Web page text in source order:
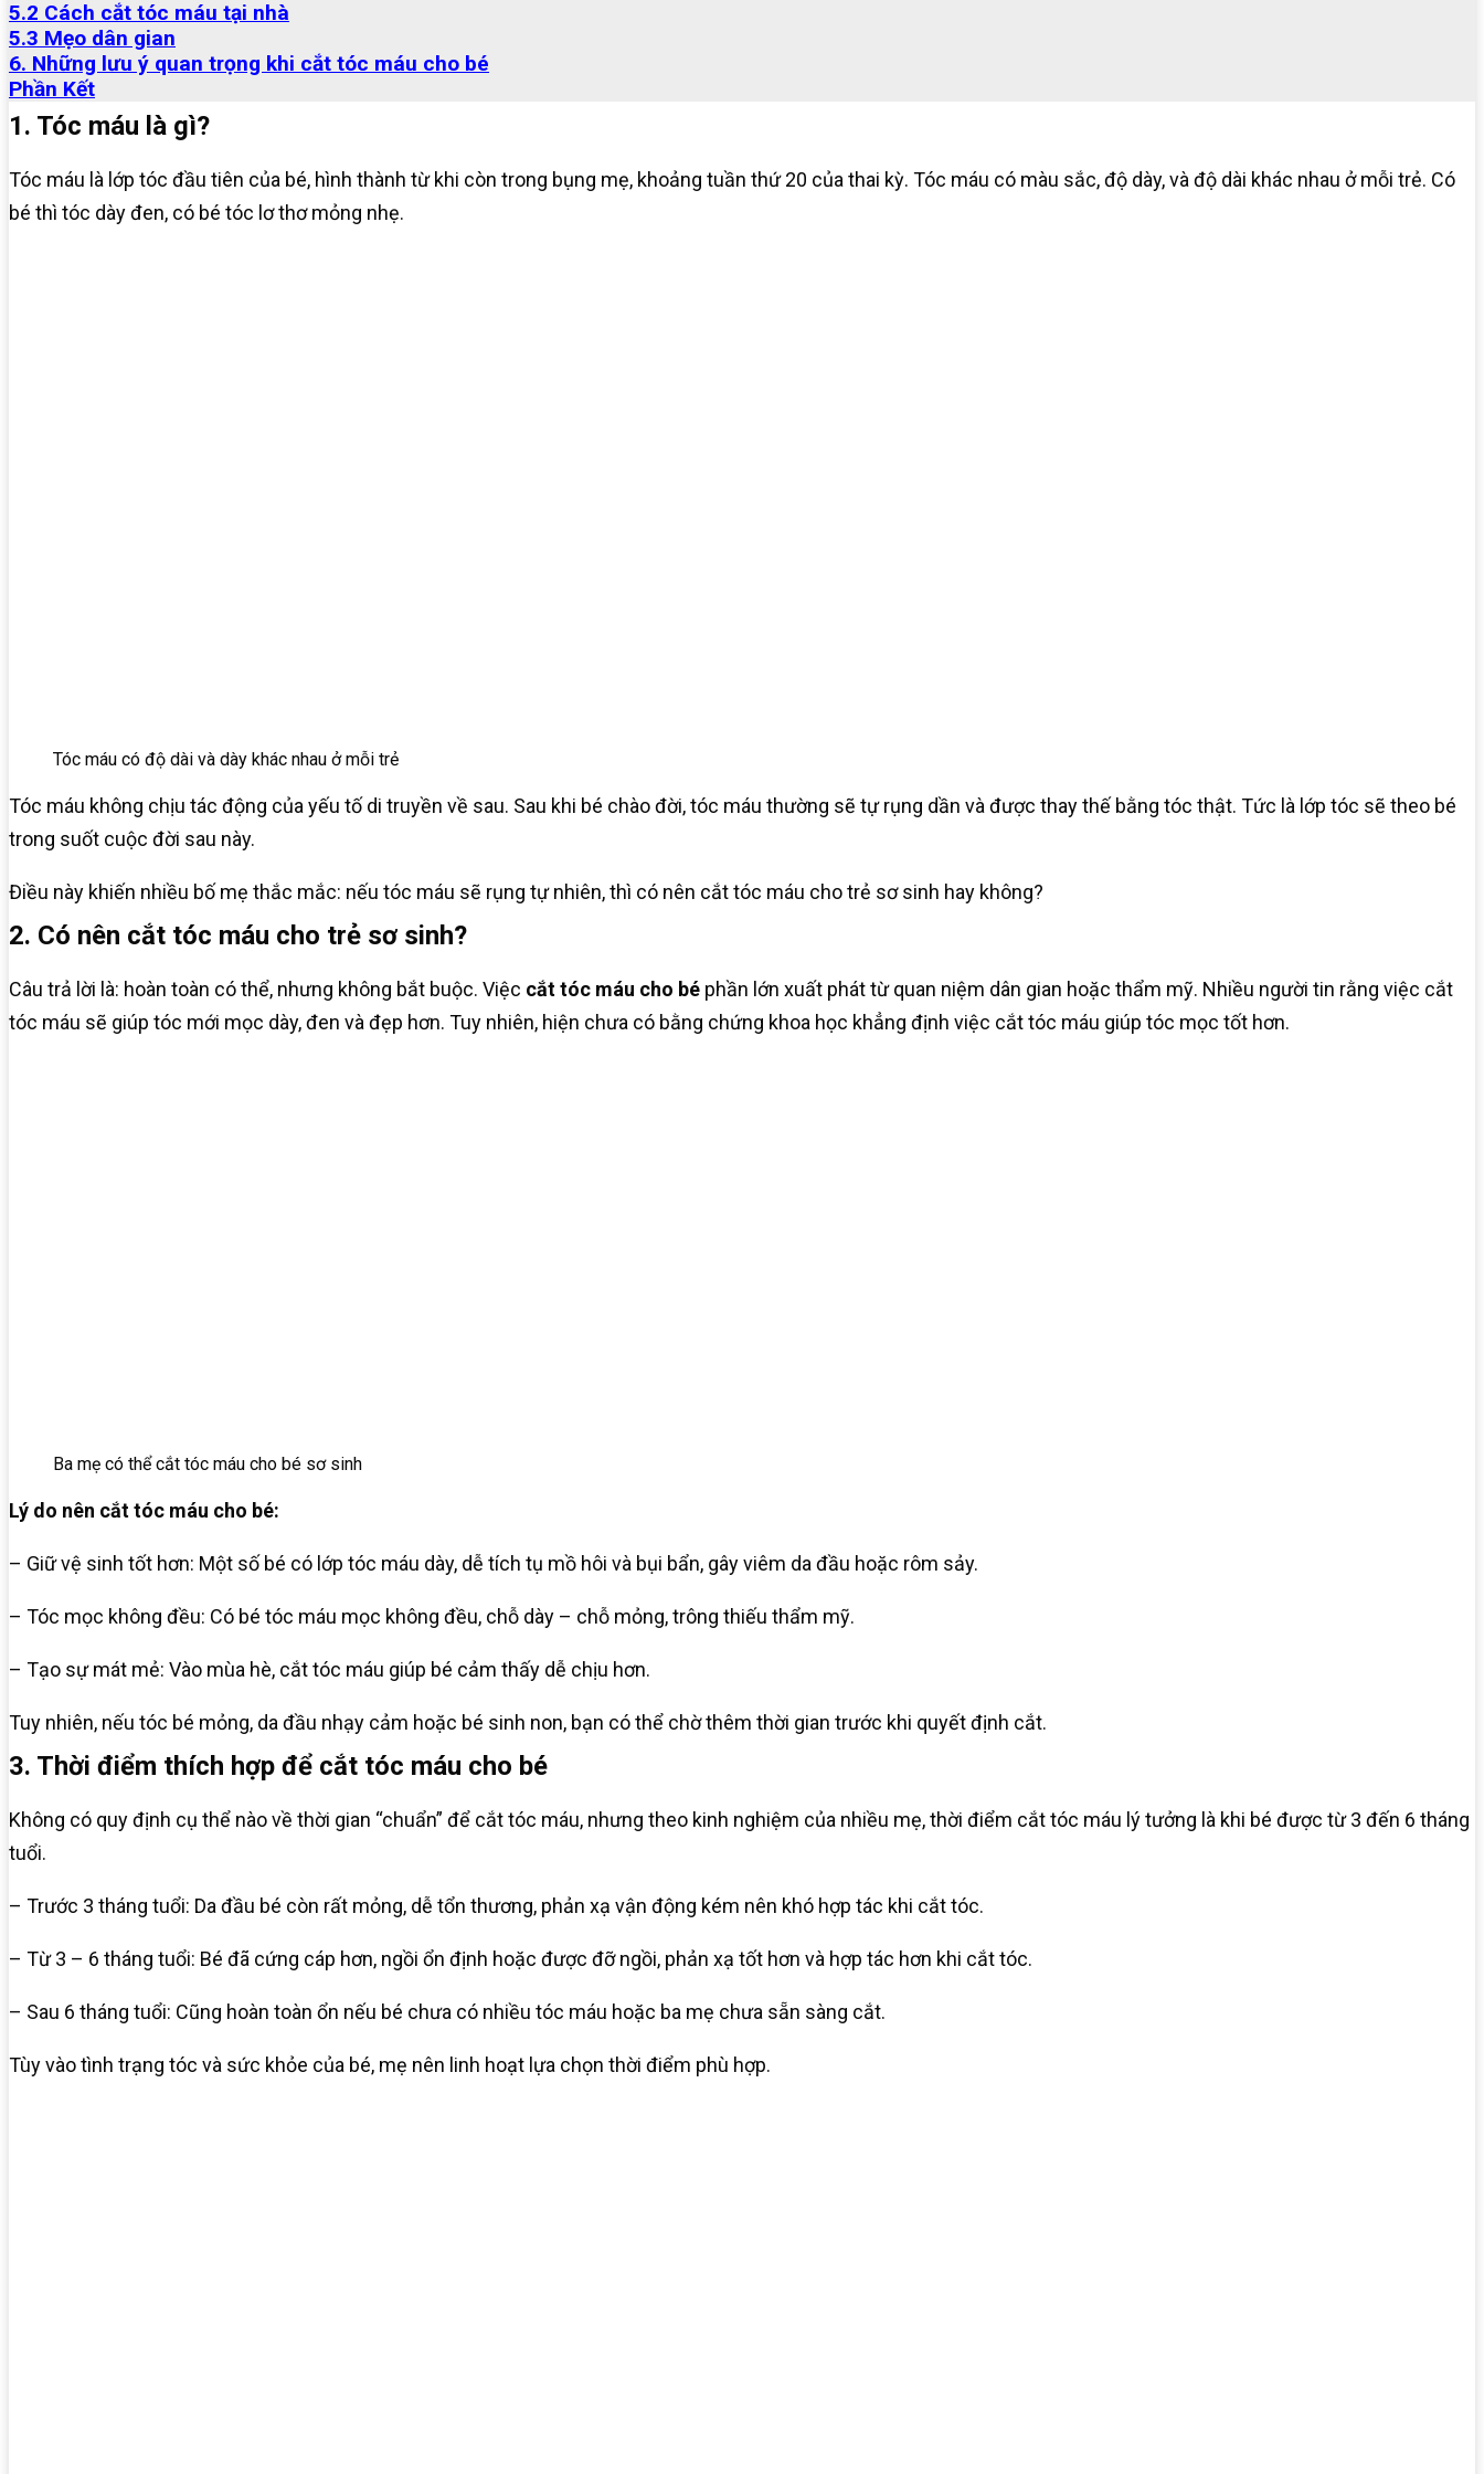
5.2 Cách cắt tóc máu tại nhà
5.3 Mẹo dân gian
6. Những lưu ý quan trọng khi cắt tóc máu cho bé
Phần Kết
1. Tóc máu là gì?
Tóc máu là lớp tóc đầu tiên của bé, hình thành từ khi còn trong bụng mẹ, khoảng tuần thứ 20 của thai kỳ. Tóc máu có màu sắc, độ dày, và độ dài khác nhau ở mỗi trẻ. Có
bé thì tóc dày đen, có bé tóc lơ thơ mỏng nhẹ.
Tóc máu có độ dài và dày khác nhau ở mỗi trẻ
Tóc máu không chịu tác động của yếu tố di truyền về sau. Sau khi bé chào đời, tóc máu thường sẽ tự rụng dần và được thay thế bằng tóc thật. Tức là lớp tóc sẽ theo bé
trong suốt cuộc đời sau này.
Điều này khiến nhiều bố mẹ thắc mắc: nếu tóc máu sẽ rụng tự nhiên, thì có nên cắt tóc máu cho trẻ sơ sinh hay không?
2. Có nên cắt tóc máu cho trẻ sơ sinh?
Câu trả lời là: hoàn toàn có thể, nhưng không bắt buộc. Việc cắt tóc máu cho bé phần lớn xuất phát từ quan niệm dân gian hoặc thẩm mỹ. Nhiều người tin rằng việc cắt
tóc máu sẽ giúp tóc mới mọc dày, đen và đẹp hơn. Tuy nhiên, hiện chưa có bằng chứng khoa học khẳng định việc cắt tóc máu giúp tóc mọc tốt hơn.
Ba mẹ có thể cắt tóc máu cho bé sơ sinh
Lý do nên cắt tóc máu cho bé:
– Giữ vệ sinh tốt hơn: Một số bé có lớp tóc máu dày, dễ tích tụ mồ hôi và bụi bẩn, gây viêm da đầu hoặc rôm sảy.
– Tóc mọc không đều: Có bé tóc máu mọc không đều, chỗ dày – chỗ mỏng, trông thiếu thẩm mỹ.
– Tạo sự mát mẻ: Vào mùa hè, cắt tóc máu giúp bé cảm thấy dễ chịu hơn.
Tuy nhiên, nếu tóc bé mỏng, da đầu nhạy cảm hoặc bé sinh non, bạn có thể chờ thêm thời gian trước khi quyết định cắt.
3. Thời điểm thích hợp để cắt tóc máu cho bé
Không có quy định cụ thể nào về thời gian “chuẩn” để cắt tóc máu, nhưng theo kinh nghiệm của nhiều mẹ, thời điểm cắt tóc máu lý tưởng là khi bé được từ 3 đến 6 tháng
tuổi.
– Trước 3 tháng tuổi: Da đầu bé còn rất mỏng, dễ tổn thương, phản xạ vận động kém nên khó hợp tác khi cắt tóc.
– Từ 3 – 6 tháng tuổi: Bé đã cứng cáp hơn, ngồi ổn định hoặc được đỡ ngồi, phản xạ tốt hơn và hợp tác hơn khi cắt tóc.
– Sau 6 tháng tuổi: Cũng hoàn toàn ổn nếu bé chưa có nhiều tóc máu hoặc ba mẹ chưa sẵn sàng cắt.
Tùy vào tình trạng tóc và sức khỏe của bé, mẹ nên linh hoạt lựa chọn thời điểm phù hợp.